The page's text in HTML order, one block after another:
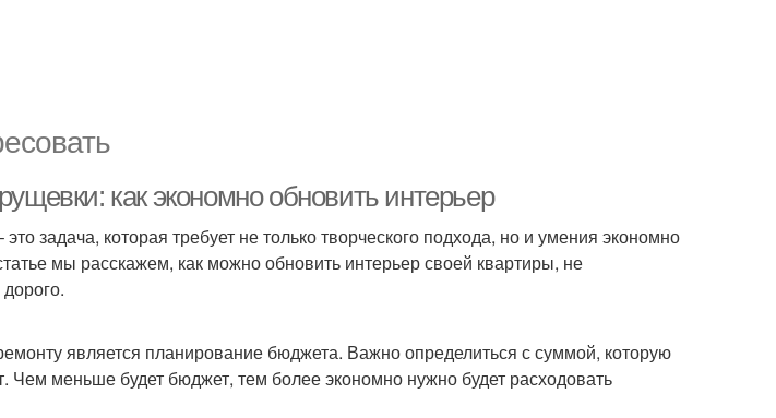
как экономно обновить интерьер
задача, которая требует не только творческого подхода, но и умения экономно
мы расскажем, как можно обновить интерьер своей квартиры, не
является планирование бюджета. Важно определиться с суммой, которую
Чем меньше будет бюджет, тем более экономно нужно будет расходовать